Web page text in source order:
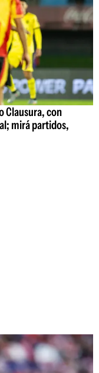
Clausura, con
mirá partidos,